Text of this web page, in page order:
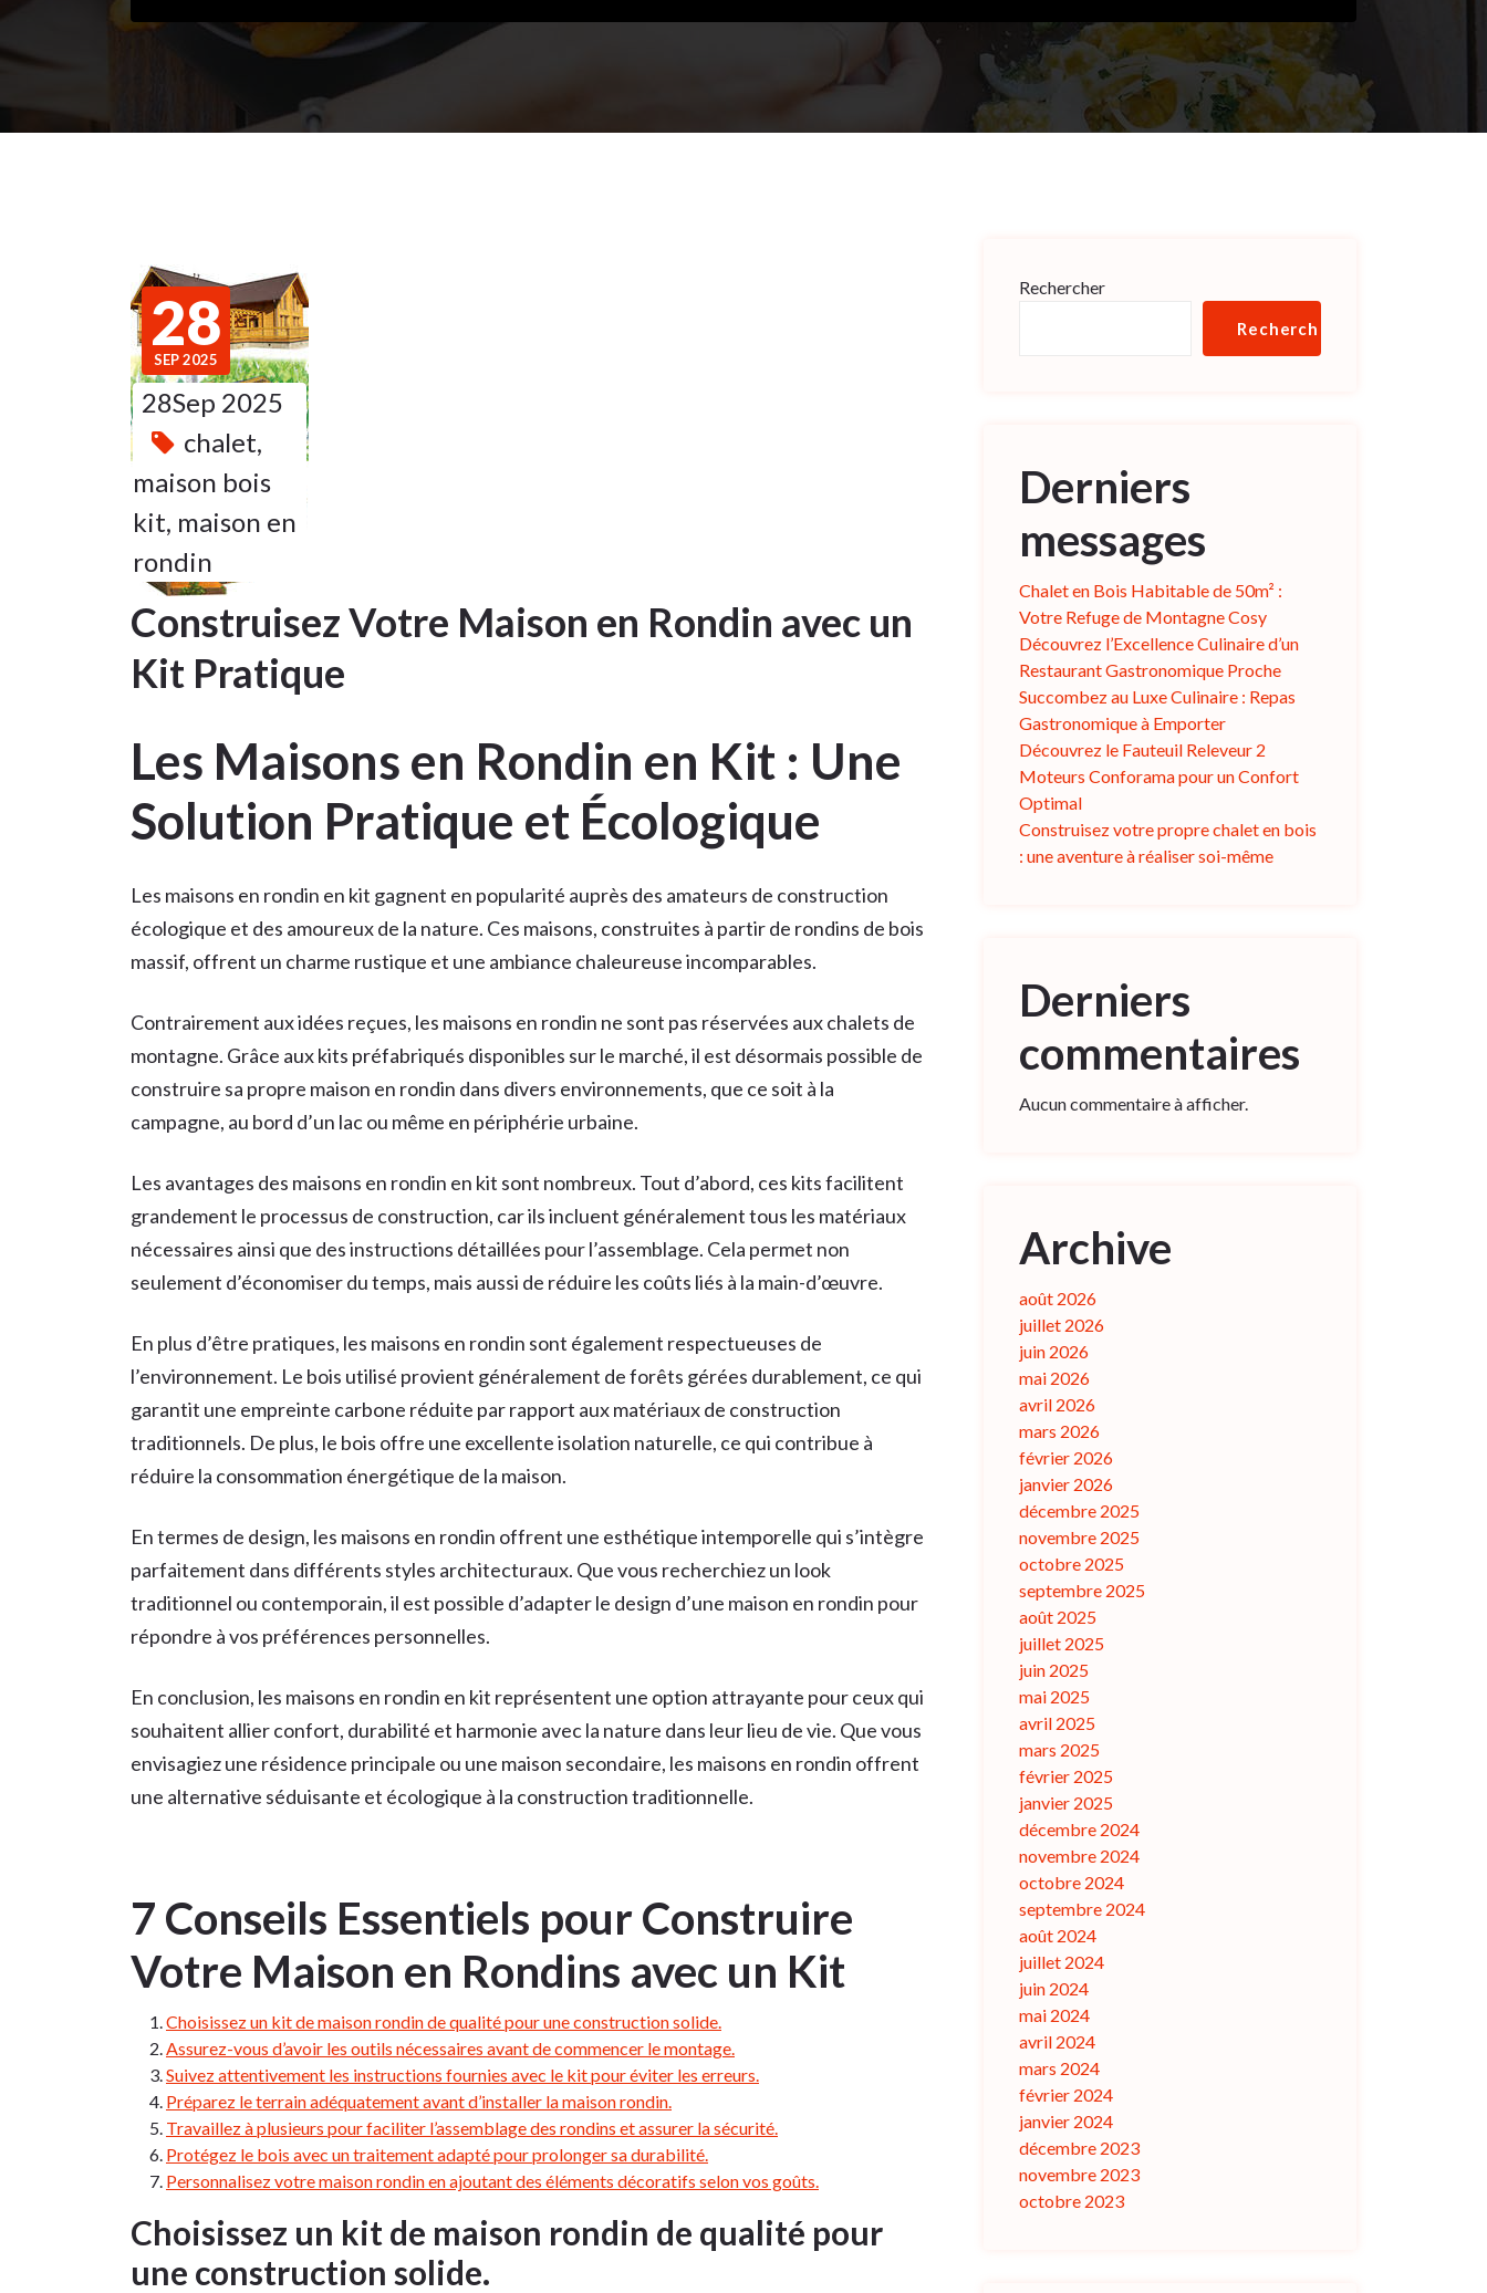
28
SEP 2025
28Sep 2025
chalet,
maison bois
kit, maison en
rondin
Construisez Votre Maison en Rondin avec un
Kit Pratique
Les Maisons en Rondin en Kit : Une
Solution Pratique et Écologique
Les maisons en rondin en kit gagnent en popularité auprès des amateurs de construction
écologique et des amoureux de la nature. Ces maisons, construites à partir de rondins de bois
massif, offrent un charme rustique et une ambiance chaleureuse incomparables.
Contrairement aux idées reçues, les maisons en rondin ne sont pas réservées aux chalets de
montagne. Grâce aux kits préfabriqués disponibles sur le marché, il est désormais possible de
construire sa propre maison en rondin dans divers environnements, que ce soit à la
campagne, au bord d’un lac ou même en périphérie urbaine.
Les avantages des maisons en rondin en kit sont nombreux. Tout d’abord, ces kits facilitent
grandement le processus de construction, car ils incluent généralement tous les matériaux
nécessaires ainsi que des instructions détaillées pour l’assemblage. Cela permet non
seulement d’économiser du temps, mais aussi de réduire les coûts liés à la main-d’œuvre.
En plus d’être pratiques, les maisons en rondin sont également respectueuses de
l’environnement. Le bois utilisé provient généralement de forêts gérées durablement, ce qui
garantit une empreinte carbone réduite par rapport aux matériaux de construction
traditionnels. De plus, le bois offre une excellente isolation naturelle, ce qui contribue à
réduire la consommation énergétique de la maison.
En termes de design, les maisons en rondin offrent une esthétique intemporelle qui s’intègre
parfaitement dans différents styles architecturaux. Que vous recherchiez un look
traditionnel ou contemporain, il est possible d’adapter le design d’une maison en rondin pour
répondre à vos préférences personnelles.
En conclusion, les maisons en rondin en kit représentent une option attrayante pour ceux qui
souhaitent allier confort, durabilité et harmonie avec la nature dans leur lieu de vie. Que vous
envisagiez une résidence principale ou une maison secondaire, les maisons en rondin offrent
une alternative séduisante et écologique à la construction traditionnelle.
7 Conseils Essentiels pour Construire
Votre Maison en Rondins avec un Kit
Choisissez un kit de maison rondin de qualité pour une construction solide.
Assurez-vous d’avoir les outils nécessaires avant de commencer le montage.
Suivez attentivement les instructions fournies avec le kit pour éviter les erreurs.
Préparez le terrain adéquatement avant d’installer la maison rondin.
Travaillez à plusieurs pour faciliter l’assemblage des rondins et assurer la sécurité.
Protégez le bois avec un traitement adapté pour prolonger sa durabilité.
Personnalisez votre maison rondin en ajoutant des éléments décoratifs selon vos goûts.
Choisissez un kit de maison rondin de qualité pour
une construction solide.
Rechercher
Rechercher
Derniers
messages
Chalet en Bois Habitable de 50m² :
Votre Refuge de Montagne Cosy
Découvrez l’Excellence Culinaire d’un
Restaurant Gastronomique Proche
Succombez au Luxe Culinaire : Repas
Gastronomique à Emporter
Découvrez le Fauteuil Releveur 2
Moteurs Conforama pour un Confort
Optimal
Construisez votre propre chalet en bois
: une aventure à réaliser soi-même
Derniers
commentaires
Aucun commentaire à afficher.
Archive
août 2026
juillet 2026
juin 2026
mai 2026
avril 2026
mars 2026
février 2026
janvier 2026
décembre 2025
novembre 2025
octobre 2025
septembre 2025
août 2025
juillet 2025
juin 2025
mai 2025
avril 2025
mars 2025
février 2025
janvier 2025
décembre 2024
novembre 2024
octobre 2024
septembre 2024
août 2024
juillet 2024
juin 2024
mai 2024
avril 2024
mars 2024
février 2024
janvier 2024
décembre 2023
novembre 2023
octobre 2023